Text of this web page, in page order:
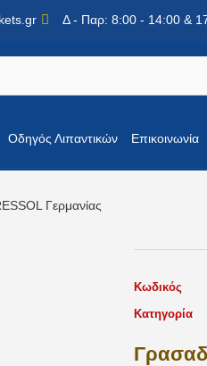
Δ - Παρ: 8:00 - 14:00 &
Οδηγός Λιπαντικών Επικοινωνία
Γερμανίας
Κωδικός
Κατηγορία